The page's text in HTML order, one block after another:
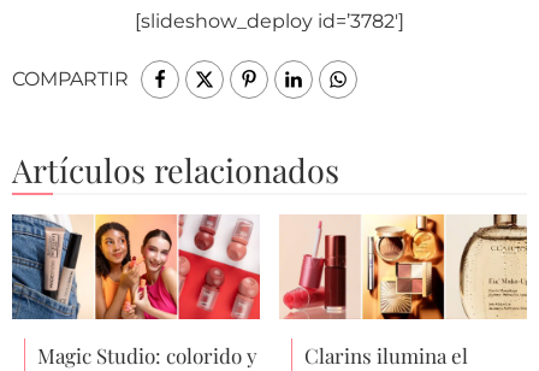
[slideshow_deploy id=’3782′]
COMPARTIR
Artículos relacionados
Magic Studio: colorido y Clarins ilumina el